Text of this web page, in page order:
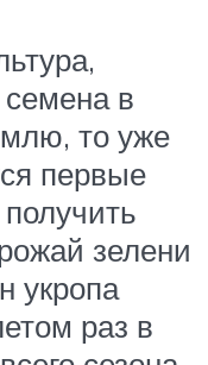
в
то уже
первые
зелени
укропа
раз в